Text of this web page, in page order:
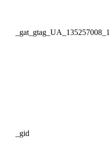
_gat_gtag_UA_135257008_1
_gid